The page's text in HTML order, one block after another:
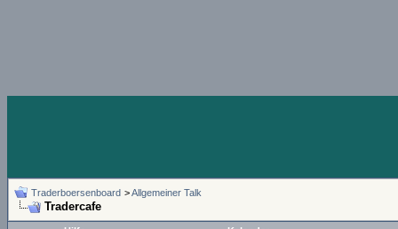
Traderboersenboard >Allgemeiner Talk
Tradercafe